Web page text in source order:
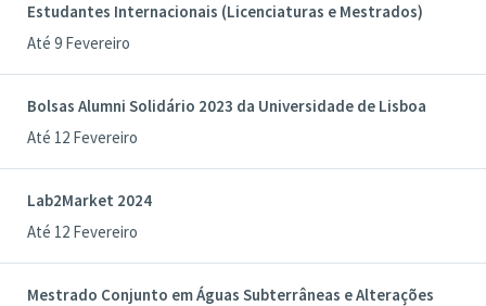
Estudantes Internacionais (Licenciaturas e Mestrados)
Até 9 Fevereiro
Bolsas Alumni Solidário 2023 da Universidade de Lisboa
Até 12 Fevereiro
Lab2Market 2024
Até 12 Fevereiro
Mestrado Conjunto em Águas Subterrâneas e Alterações